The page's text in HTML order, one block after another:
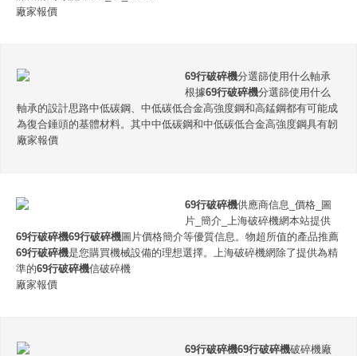
廠家報價
69行破碎機分選篩使用什么軸承
根據69行破碎機分選篩使用什么
軸承的設計思路中低碳鋼、中低碳低合金高強度鋼和高錳鋼都有可能成
為復合錘頭的基體材料。其中中低碳鋼和中低碳低合金高強度鋼具有韌
廠家報價
69行破碎機供應商信息_價格_圖
片_簡介_上海破碎機網本站提供
69行破碎機69行破碎機圖片價格簡介等優質信息。物超所值的產品推薦
69行破碎機是您購買機械設備的理想選擇。上海破碎機網除了提供為精
準的69行破碎機信破碎機
廠家報價
69行破碎機69行破碎機破碎機廠